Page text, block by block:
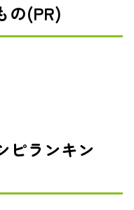
の(PR)
ピランキン